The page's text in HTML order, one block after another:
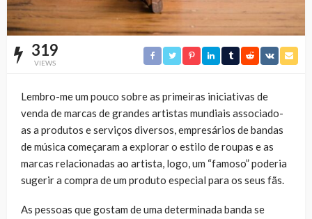
319
VIEWS
Lembro-me um pouco sobre as primeiras iniciativas de
venda de marcas de grandes artistas mundiais associado-
as a produtos e serviços diversos, empresários de bandas
de música começaram a explorar o estilo de roupas e as
marcas relacionadas ao artista, logo, um “famoso” poderia
sugerir a compra de um produto especial para os seus fãs.
As pessoas que gostam de uma determinada banda se